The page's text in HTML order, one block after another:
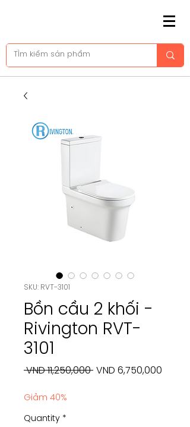
SKU: RVT-3101
Bồn cầu 2 khối -
Rivington RVT-
3101
VND 11,250,000 Regular
VND 6,750,000
Giảm 40%
Quantity *